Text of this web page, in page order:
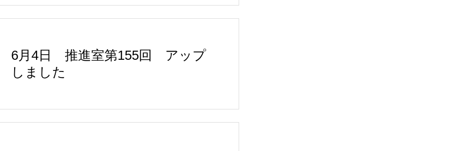
6月4日 推進室第155回 アップ
しました